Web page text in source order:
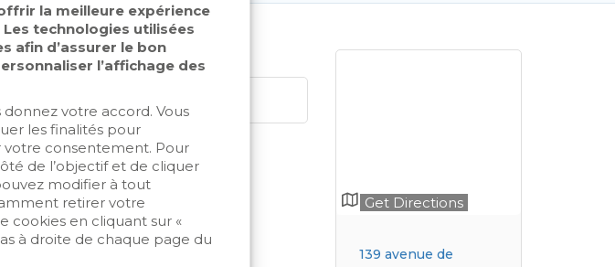
la meilleure expérience
technologies utilisées
afin d’assurer le bon
l’affichage des
donnez votre accord. Vous
les finalités pour
votre consentement. Pour
de l’objectif et de cliquer
modifier à tout
retirer votre
cookies en cliquant sur «
à droite de chaque page du
nous
Détection intrusion
Réseaux Sécurité incendie
Get Directions
139 avenue de